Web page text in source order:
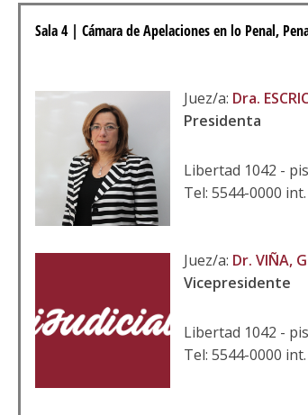
Sala 4 | Cámara de Apelaciones en lo Penal,
Juez/a: Dra.
Presidenta
Libertad 1042 -
Tel: 5544-0000
Juez/a: Dr. VIÑA,
Vicepresidente
Libertad 1042 -
Tel: 5544-0000